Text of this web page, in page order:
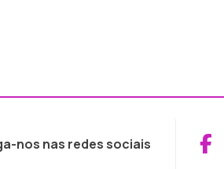
nos nas redes sociais